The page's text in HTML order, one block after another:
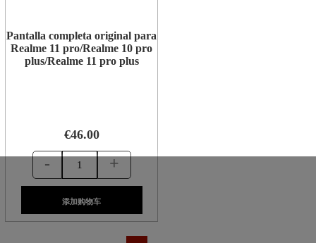
Pantalla completa original para
Realme 11 pro/Realme 10 pro
plus/Realme 11 pro plus
€46.00
- +
添加购物车